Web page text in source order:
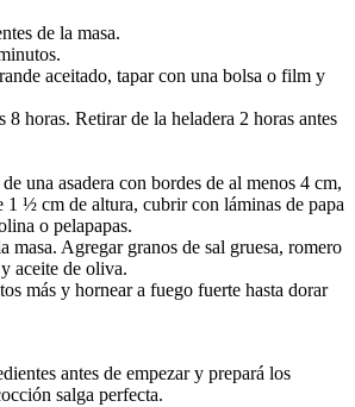
de la masa.
aceitado, tapar con una bolsa o film y
8 horas. Retirar de la heladera 2 horas antes
una asadera con bordes de al menos 4 cm,
1 ½ cm de altura, cubrir con láminas de papa
o pelapapas.
masa. Agregar granos de sal gruesa, romero
aceite de oliva.
más y hornear a fuego fuerte hasta dorar
antes de empezar y prepará los
salga perfecta.